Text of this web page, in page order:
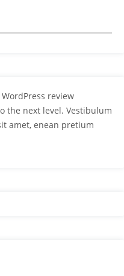
review
the next level. Vestibulum
amet, enean pretium